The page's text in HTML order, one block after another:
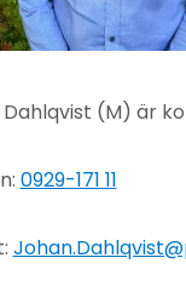
(M) är
0929-171 11